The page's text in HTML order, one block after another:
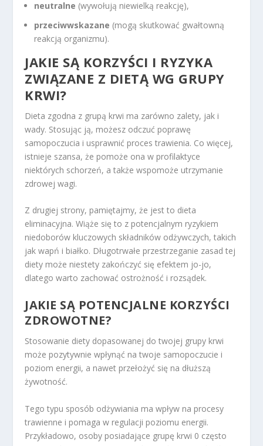
neutralne (wywołują niewielką reakcję),
przeciwwskazane (mogą skutkować gwałtowną
reakcją organizmu).
JAKIE SĄ KORZYŚCI I RYZYKA
ZWIĄZANE Z DIETĄ WG GRUPY
KRWI?
Dieta zgodna z grupą krwi ma zarówno zalety, jak i
wady. Stosując ją, możesz odczuć poprawę
samopoczucia i usprawnić proces trawienia. Co więcej,
istnieje szansa, że pomoże ona w profilaktyce
niektórych schorzeń, a także wspomoże utrzymanie
zdrowej wagi.
Z drugiej strony, pamiętajmy, że jest to dieta
eliminacyjna. Wiąże się to z potencjalnym ryzykiem
niedoborów kluczowych składników odżywczych, takich
jak wapń i białko. Długotrwałe przestrzeganie zasad tej
diety może niestety zakończyć się efektem jo-jo,
dlatego warto zachować ostrożność i rozsądek.
JAKIE SĄ POTENCJALNE KORZYŚCI
ZDROWOTNE?
Stosowanie diety dopasowanej do twojej grupy krwi
może pozytywnie wpłynąć na twoje samopoczucie i
poziom energii, a nawet przełożyć się na dłuższą
żywotność.
Tego typu sposób odżywiania ma wpływ na procesy
trawienne i pomaga w regulacji poziomu energii.
Przykładowo, osoby posiadające grupę krwi 0 często